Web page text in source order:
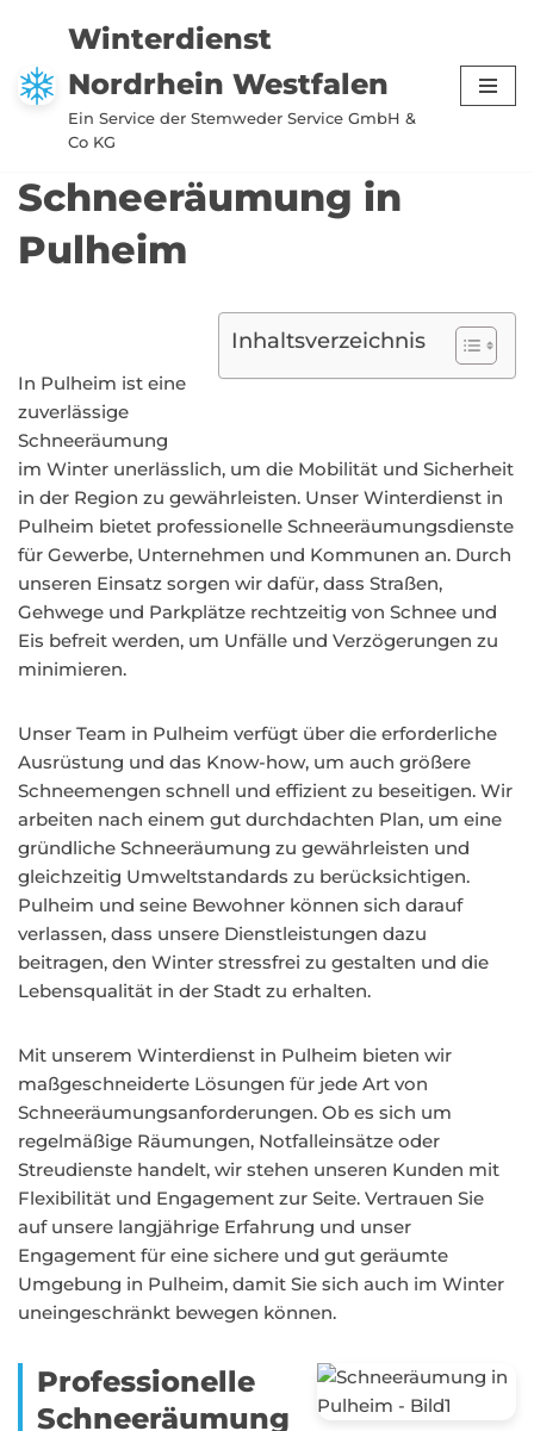
Zum
Inhalt
springen
Winterdienst
Nordrhein Westfalen
Ein Service der Stemweder Service GmbH &
Co KG
Schneeräumung in
Pulheim
Inhaltsverzeichnis
In Pulheim ist eine
zuverlässige
Schneeräumung
im Winter unerlässlich, um die Mobilität und Sicherheit
in der Region zu gewährleisten. Unser Winterdienst in
Pulheim bietet professionelle Schneeräumungsdienste
für Gewerbe, Unternehmen und Kommunen an. Durch
unseren Einsatz sorgen wir dafür, dass Straßen,
Gehwege und Parkplätze rechtzeitig von Schnee und
Eis befreit werden, um Unfälle und Verzögerungen zu
minimieren.
Unser Team in Pulheim verfügt über die erforderliche
Ausrüstung und das Know-how, um auch größere
Schneemengen schnell und effizient zu beseitigen. Wir
arbeiten nach einem gut durchdachten Plan, um eine
gründliche Schneeräumung zu gewährleisten und
gleichzeitig Umweltstandards zu berücksichtigen.
Pulheim und seine Bewohner können sich darauf
verlassen, dass unsere Dienstleistungen dazu
beitragen, den Winter stressfrei zu gestalten und die
Lebensqualität in der Stadt zu erhalten.
Mit unserem Winterdienst in Pulheim bieten wir
maßgeschneiderte Lösungen für jede Art von
Schneeräumungsanforderungen. Ob es sich um
regelmäßige Räumungen, Notfalleinsätze oder
Streudienste handelt, wir stehen unseren Kunden mit
Flexibilität und Engagement zur Seite. Vertrauen Sie
auf unsere langjährige Erfahrung und unser
Engagement für eine sichere und gut geräumte
Umgebung in Pulheim, damit Sie sich auch im Winter
uneingeschränkt bewegen können.
Professionelle
Schneeräumung